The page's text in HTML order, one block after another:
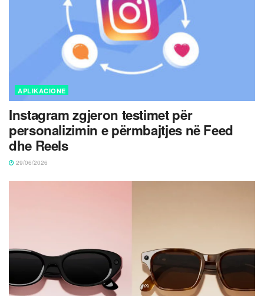
APLIKACIONE
Instagram zgjeron testimet për
personalizimin e përmbajtjes në Feed
dhe Reels
29/06/2026